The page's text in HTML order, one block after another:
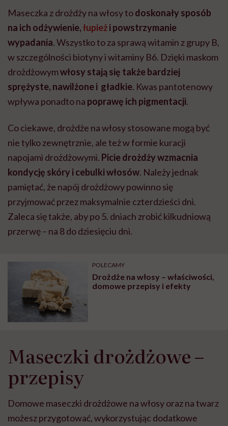
Maseczka z drożdży na włosy todoskonały sposób
na ich odżywienie,łupieżi powstrzymanie
wypadania. Wszystko to za sprawą witamin z grupy B,
w szczególności biotyny i witaminy B6. Dzięki maskom
drożdżowymwłosy stają się także bardziej
sprężyste, nawilżone i gładkie. Kwas pantotenowy
wpływa ponadto na poprawę ich pigmentacji.
Co ciekawe, drożdże na włosy stosowane mogą być
nie tylko zewnętrznie, ale też w formie kuracji
napojami drożdżowymi. Picie drożdży wzmacnia
kondycję skóry i cebulki włosów. Należy jednak
pamiętać, że napój drożdżowy powinno się
przyjmować przez maksymalnie czterdzieści dni.
Zaleca się także, aby po 5. dniach zrobić kilkudniową
przerwę – na 8 do dziesięciu dni.
POLECAMY
Drożdże na włosy – właściwości,
domowe przepisy i efekty
Maseczki drożdżowe –
przepisy
Domowe maseczki drożdżowe na włosy oraz na twarz
możesz przygotować, wykorzystując dodatkowe